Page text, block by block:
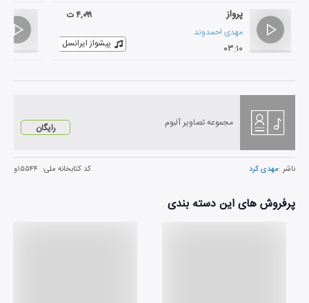
پرواز
مهدی احمدوند
۰۳:۱۰
۴,۰۹۹ ت
پیشواز ایرانسل
مجموعه تصاویر آلبوم رایگان
ناشر :مهدی کرد کد کتابخانه ملی: ۱۵۵۴۴و
پرفروش های این دسته بندی